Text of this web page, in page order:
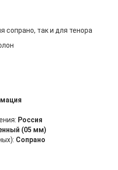
сопрано, так и для тенора
Россия
(05 мм)
Сопрано